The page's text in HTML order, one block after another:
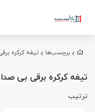
برچسب‌ها تیغه کرکره
تیغه کرکره برقی بی صدا
ترتیب